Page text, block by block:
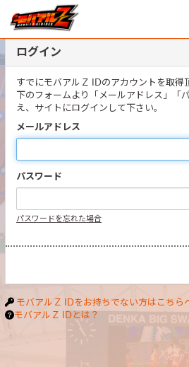
ログイン
すでにモバアルＺ IDのアカウントを取得
下のフォームより「メールアドレス」「
え、サイトにログインして下さい。
メールアドレス
パスワード
パスワードを忘れた場合
モバアルＺ IDをお持ちでない方はこちら
モバアルＺ IDとは？